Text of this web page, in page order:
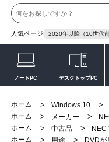
人気ページ 2020年以降（10世代前
ノートPC デスクトップPC
ホーム > Windows 10 >
ホーム
> メーカー >
ホーム
> 中古品 >
NEC
ホーム
> 用途 > DVDが